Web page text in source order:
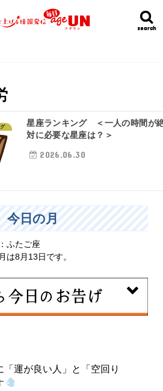
search
search
明日の運勢ランキング 今週の運勢
星座ランキング ＜一人の時間が
対に必要な星座は？＞
2026.06.30
今日の月
ふたご座
は8月13日です。
する日。日々の活力をため込ん
運が良い人」と「空回り